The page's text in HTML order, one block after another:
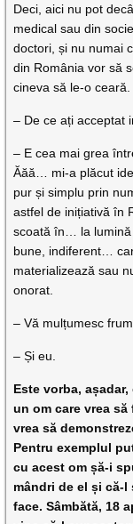
Deci, aici nu pot
medical sau din
doctori, și nu numai
din România vor să
cineva să le-o ceară.
– De ce ați acceptat
– E cea mai grea
Ăăă… mi-a plăcut
pur și simplu prin
astfel de inițiativă în
scoată în… la lumină
bune, indiferent…
materializează sau
onorat.
– Vă mulțumesc
– Și eu.
Este vorba,
un om care vrea
vrea să
Pentru exemplul
cu acest om șă-i
mândri de el și că-
face. Sâmbătă, 18